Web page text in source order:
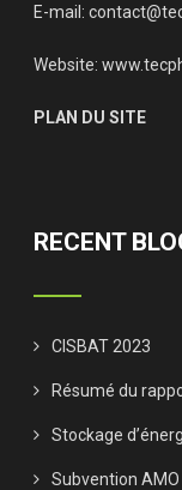
E-mail:
Website:
PLAN DU SITE
RECENT
CISBAT 2023
Résumé du
Stockage
Subvention